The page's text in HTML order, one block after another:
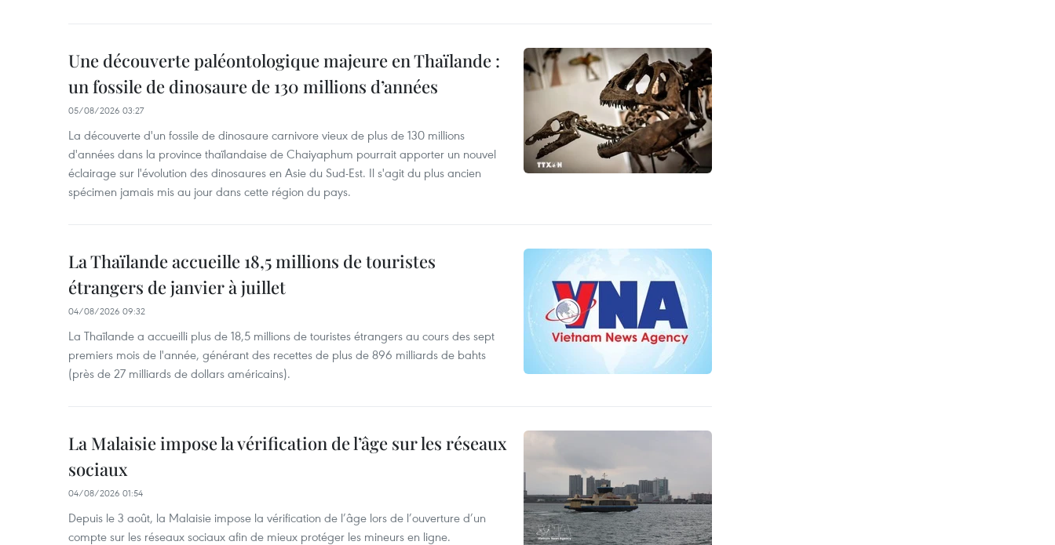
Une découverte paléontologique majeure en Thaïlande :
un fossile de dinosaure de 130 millions d’années
05/08/2026 03:27
La découverte d'un fossile de dinosaure carnivore vieux de plus de 130 millions
d'années dans la province thaïlandaise de Chaiyaphum pourrait apporter un nouvel
éclairage sur l'évolution des dinosaures en Asie du Sud-Est. Il s'agit du plus ancien
spécimen jamais mis au jour dans cette région du pays.
La Thaïlande accueille 18,5 millions de touristes
étrangers de janvier à juillet
04/08/2026 09:32
La Thaïlande a accueilli plus de 18,5 millions de touristes étrangers au cours des sept
premiers mois de l'année, générant des recettes de plus de 896 milliards de bahts
(près de 27 milliards de dollars américains).
La Malaisie impose la vérification de l’âge sur les réseaux
sociaux
04/08/2026 01:54
Depuis le 3 août, la Malaisie impose la vérification de l’âge lors de l’ouverture d’un
compte sur les réseaux sociaux afin de mieux protéger les mineurs en ligne.